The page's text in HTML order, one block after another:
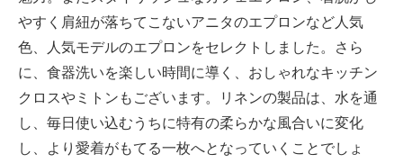
やすく肩紐が落ちてこないアニタのエプロンなど人気
色、人気モデルのエプロンをセレクトしました。さら
に、食器洗いを楽しい時間に導く、おしゃれなキッチン
クロスやミトンもございます。リネンの製品は、水を通
し、毎日使い込むうちに特有の柔らかな風合いに変化
し、より愛着がもてる一枚へとなっていくことでしょ